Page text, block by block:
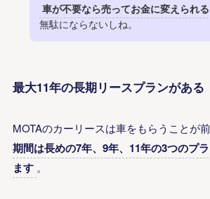
車が不要なら売ってお金に変えられる
無駄にならないしね。
最大11年の長期リースプランがある
MOTAのカーリースは車をもらうことが前
期間は長めの7年、9年、11年の3つのプ
ます 。